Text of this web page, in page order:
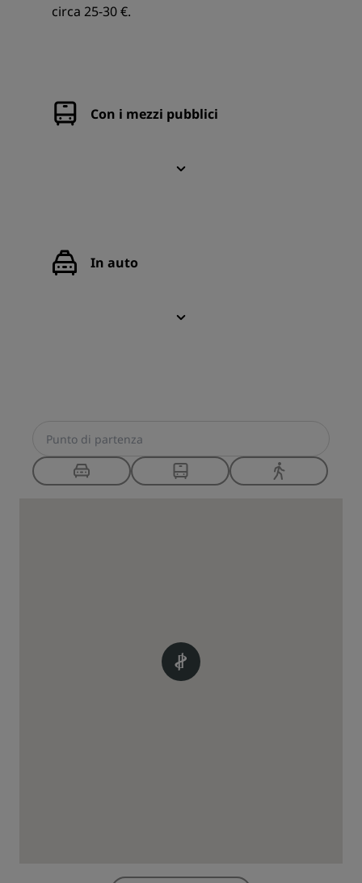
circa 25-30 €.
Con i mezzi pubblici
In auto